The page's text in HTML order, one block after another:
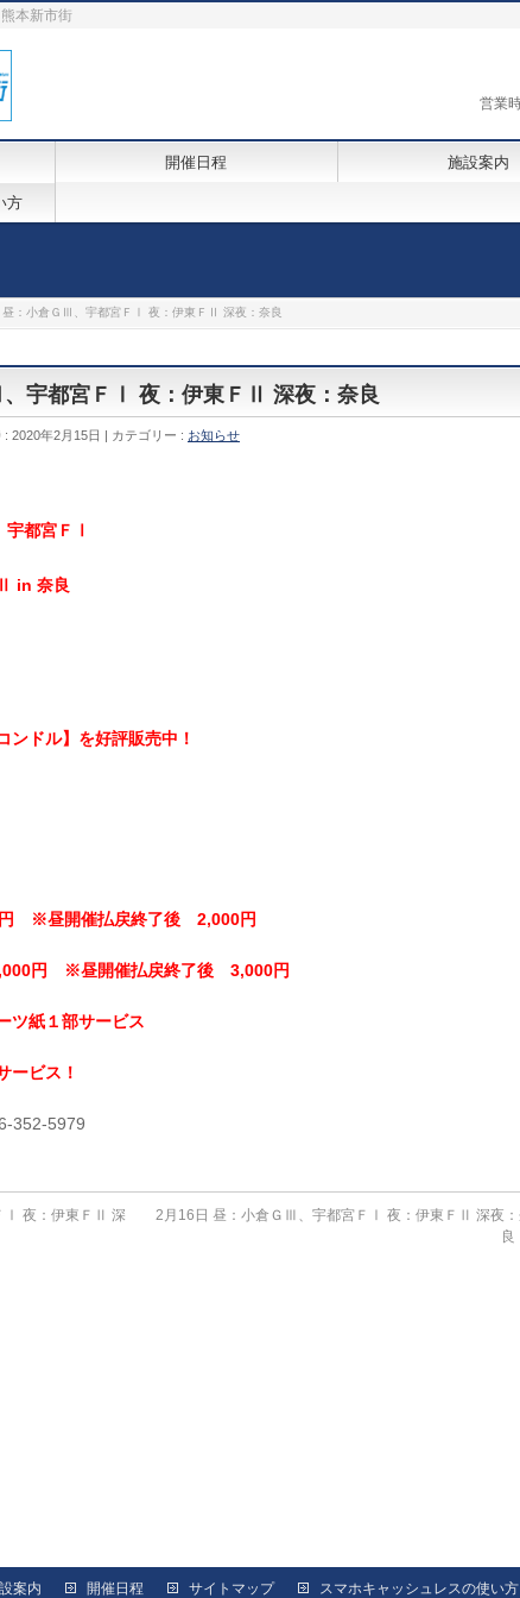
本新市街
営業
開催日程 施設案内
方
昼：小倉ＧⅢ、宇都宮ＦⅠ 夜：伊東ＦⅡ 深夜：奈良
宇都宮ＦⅠ 夜：伊東ＦⅡ 深夜：奈良
2020年2月15日 カテゴリー : お知らせ
都宮ＦⅠ
in 奈良
ンドル】を好評販売中！
※昼開催払戻終了後 2,000円
円 ※昼開催払戻終了後 3,000円
紙１部サービス
ービス！
5979
Ⅰ 夜：伊東ＦⅡ 深
2月16日 昼：小倉ＧⅢ、宇都宮ＦⅠ 夜：伊東ＦⅡ 深夜：
良
案内 開催日程 サイトマップ スマホキャッシュレスの使い方